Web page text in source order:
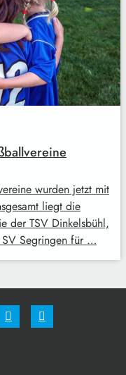
wurden jetzt mit
liegt die
der TSV Dinkelsbühl,
Segringen für …